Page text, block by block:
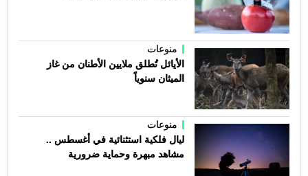
منوعات
الأيائل تُطلق ملايين الأطنان من غاز
الميثان سنوياً
منوعات
ليال فلكية استثنائية في أغسطس ..
مشاهد مبهرة وحماية ضرورية